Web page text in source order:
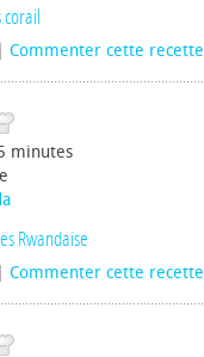
Commenter cette recette
minutes
Rwandaise
Commenter cette recette